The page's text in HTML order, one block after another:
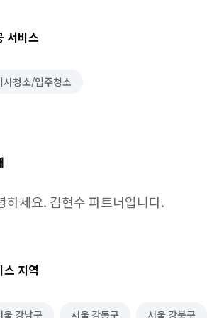
서비스
사청소/입주청소
하세요. 김현수 파트너입니다.
스 지역
울 강남구 서울 강동구 서울 강북구